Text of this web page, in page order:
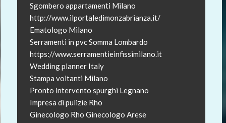
Sgombero appartamenti Milano
http://www.ilportaledimonzabrianza.it/
Ematologo Milano
Serramenti in pvc Somma Lombardo
https://www.serramentieinfissimilano.it
Wedding planner Italy
Stampa voltanti Milano
Pronto intervento spurghi Legnano
Impresa di pulizie Rho
Ginecologo Rho Ginecologo Arese